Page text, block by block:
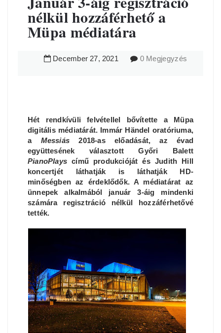
nélkül hozzáférhető a
Müpa médiatára
December 27, 2021 0 Megjegyzés
Hét rendkívüli felvétellel bővítette a Müpa
digitális médiatárát. Immár Händel oratóriuma,
a Messiás 2018-as előadását, az évad
együttesének választott Győri Balett
PianoPlays című produkcióját és Judith Hill
koncertjét láthatják is láthatják HD-
minőségben az érdeklődők. A médiatárat az
ünnepek alkalmából január 3-áig mindenki
számára regisztráció nélkül hozzáférhetővé
tették.